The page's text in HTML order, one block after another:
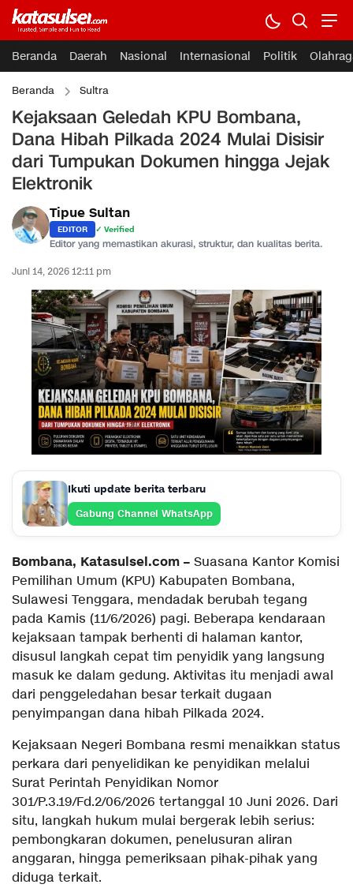
Beranda Daerah Nasional Internasional Politik
Beranda Sultra
Kejaksaan Geledah KPU Bombana,
Dana Hibah Pilkada 2024 Mulai Disisir
dari Tumpukan Dokumen hingga Jejak
Elektronik
Tipue Sultan
EDITOR ✓ Verified
Editor yang memastikan akurasi, struktur, dan kualitas berita.
Juni 14, 2026 12:11 pm
Ikuti update berita terbaru
Gabung Channel WhatsApp
Bombana, Katasulsel.com – Suasana Kantor Komisi
Pemilihan Umum (KPU) Kabupaten Bombana,
Sulawesi Tenggara, mendadak berubah tegang
pada Kamis (11/6/2026) pagi. Beberapa kendaraan
kejaksaan tampak berhenti di halaman kantor,
disusul langkah cepat tim penyidik yang langsung
masuk ke dalam gedung. Aktivitas itu menjadi awal
dari penggeledahan besar terkait dugaan
penyimpangan dana hibah Pilkada 2024.
Kejaksaan Negeri Bombana resmi menaikkan status
perkara dari penyelidikan ke penyidikan melalui
Surat Perintah Penyidikan Nomor
301/P.3.19/Fd.2/06/2026 tertanggal 10 Juni 2026. Dari
situ, langkah hukum mulai bergerak lebih serius:
pembongkaran dokumen, penelusuran aliran
anggaran, hingga pemeriksaan pihak-pihak yang
diduga terkait.